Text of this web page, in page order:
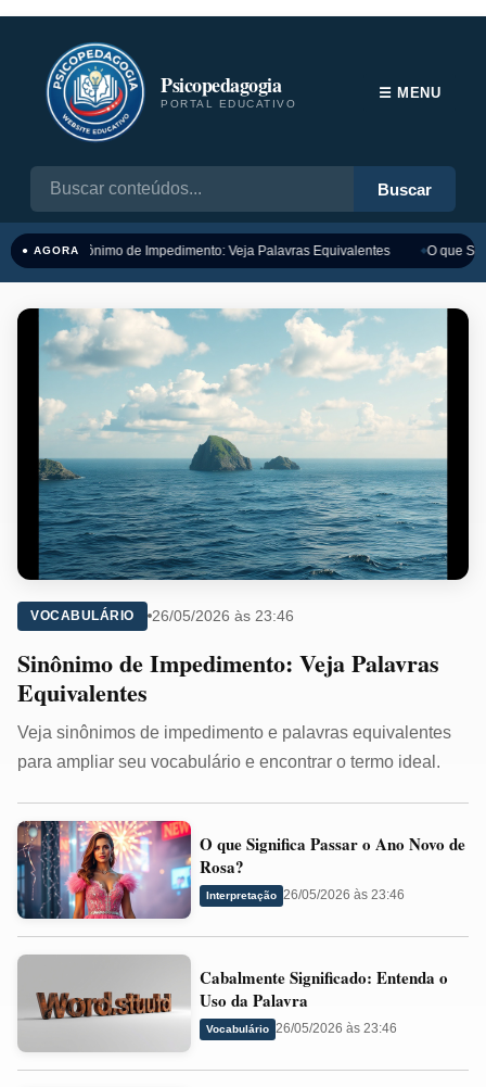
Psicopedagogia
PORTAL EDUCATIVO
Buscar
☰ MENU
● AGORASinônimo de Impedimento: Veja Palavras Equivalentes O que
VOCABULÁRIO 26/05/2026 às 23:46
Sinônimo de Impedimento: Veja Palavras
Equivalentes
Veja sinônimos de impedimento e palavras equivalentes
para ampliar seu vocabulário e encontrar o termo ideal.
O
que
Significa
Passar
o
Novo
de
Rosa?
O que Significa Passar o Ano Novo de
Rosa?
Interpretação 26/05/2026 às 23:46
Significado:
Entenda
o
Uso
Cabalmente Significado: Entenda o
Uso da Palavra
Vocabulário 26/05/2026 às 23:46